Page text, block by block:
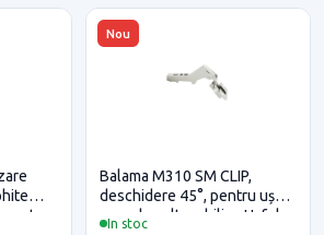
Nou
In stoc
Balama M310 SM CLIP,
deschidere 45°, pentru ușa
corp de colt mobilier, Hafele